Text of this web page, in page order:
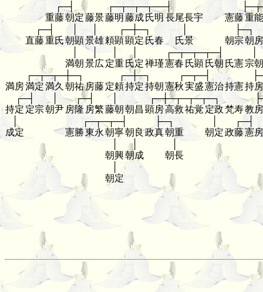
┌─┤
┌─┬─┬─┬──┤
重藤朝定藤景藤明 藤成氏明長尾長宇 憲藤重能
┌─┤
┌─┼─┐
├─┐
直藤重氏朝顕景雄頼顕顕定氏春 氏景 朝宗朝房
┌─┬─┬─┬─┤
満朝景広定重氏定禅瑾憲春 氏顕氏朝 氏憲宗朝
┌─┬─┬─┼─┐
┌─┼─┐ ┌─┬─┤
満房満定満久 朝祐房藤定頼持定持朝憲秋実盛憲治持憲持房
┌─┤
┌─┤ │ ┌─┼─┬─┬─┬─┐
持定 定宗朝尹 房隆 房繁藤朝朝昌 顕房高救祐覚 定政梵寿教房
┌─┬─┬─┤ ├─┐
┌─┤
成定
憲勝東永 朝寧朝良政真朝重 朝定政藤憲房
│
朝興朝成
朝長
朝定